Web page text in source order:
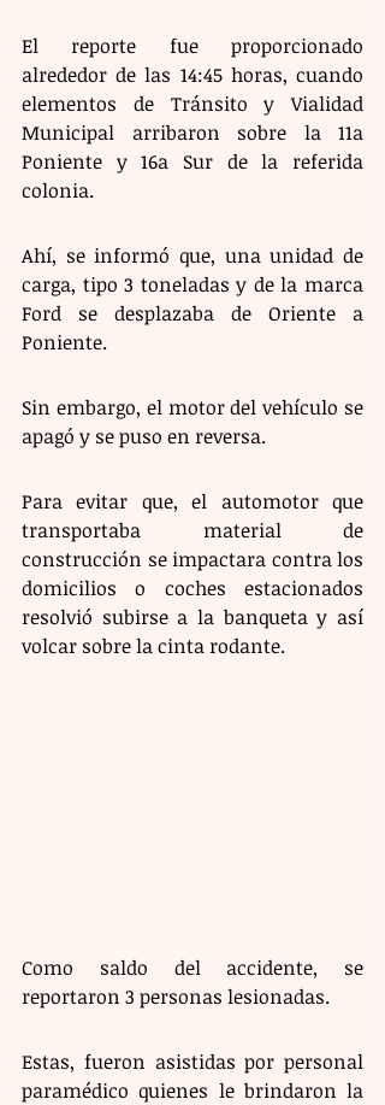
El reporte fue proporcionado
alrededor de las 14:45 horas, cuando
elementos de Tránsito y Vialidad
Municipal arribaron sobre la 11a
Poniente y 16a Sur de la referida
colonia.
Ahí, se informó que, una unidad de
carga, tipo 3 toneladas y de la marca
Ford se desplazaba de Oriente a
Poniente.
Sin embargo, el motor del vehículo se
apagó y se puso en reversa.
Para evitar que, el automotor que
transportaba material de
construcción se impactara contra los
domicilios o coches estacionados
resolvió subirse a la banqueta y así
volcar sobre la cinta rodante.
Como saldo del accidente, se
reportaron 3 personas lesionadas.
Estas, fueron asistidas por personal
paramédico quienes le brindaron la